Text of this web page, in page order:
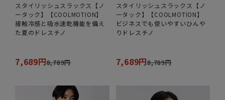
スタイリッシュスラックス【ノ
ータック】【COOLMOTION】
接触冷感と吸水速乾機能を備え
た夏のドレスチノ
7,689円8,789円
スタイリッシュスラックス【ノ
ータック】【COOLMOTION】
ビジネスでも使いやすいひんや
りドレスチノ
7,689円8,789円